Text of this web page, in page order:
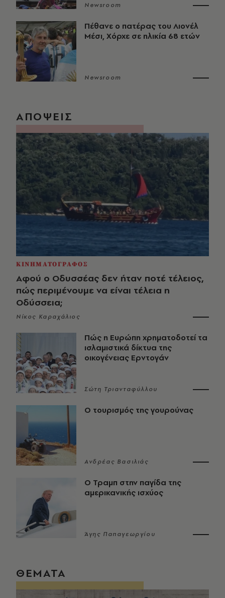
Newsroom
Πέθανε ο πατέρας του Λιονέλ
Μέσι, Χόρχε σε ηλικία 68 ετών
Newsroom
ΑΠΟΨΕΙΣ
ΚΙΝΗΜΑΤΟΓΡΑΦΟΣ
Αφού ο Οδυσσέας δεν ήταν ποτέ τέλειος,
πώς περιμένουμε να είναι τέλεια η
Οδύσσεια;
Νίκος Καραχάλιος
Πώς η Ευρώπη χρηματοδοτεί τα
ισλαμιστικά δίκτυα της
οικογένειας Ερντογάν
Σώτη Τριανταφύλλου
Ο τουρισμός της γουρούνας
Ανδρέας Βασιλιάς
Ο Τραμπ στην παγίδα της
αμερικανικής ισχύος
Άγης Παπαγεωργίου
ΘΕΜΑΤΑ